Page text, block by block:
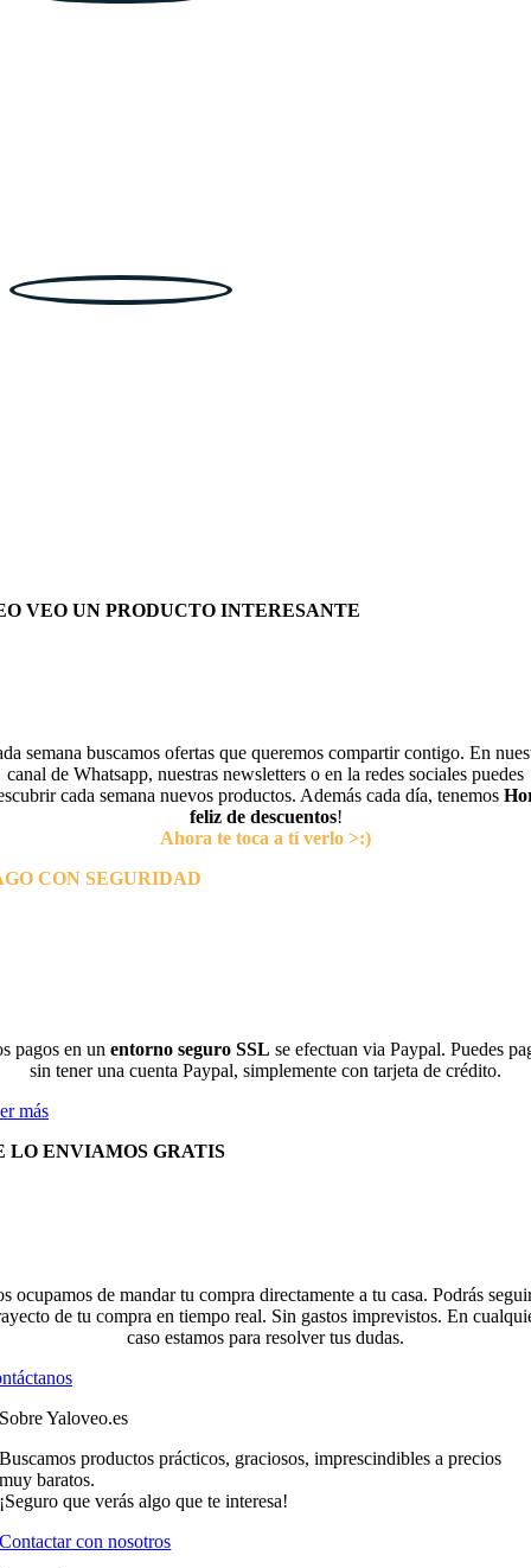
VEO UN PRODUCTO INTERESANTE
semana buscamos ofertas que queremos compartir contigo. En
canal de Whatsapp, nuestras newsletters o en la redes sociales puedes
cada semana nuevos productos. Además cada día, tenemos
feliz de descuentos!
Ahora te toca a tí verlo >:)
CON SEGURIDAD
pagos en un entorno seguro SSL se efectuan via Paypal. Puedes
sin tener una cuenta Paypal, simplemente con tarjeta de crédito.
más
LO ENVIAMOS GRATIS
ocupamos de mandar tu compra directamente a tu casa. Podrás
de tu compra en tiempo real. Sin gastos imprevistos. En
caso estamos para resolver tus dudas.
Sobre Yaloveo.es
Buscamos productos prácticos, graciosos, imprescindibles a precios
muy baratos.
¡Seguro que verás algo que te interesa!
Contactar con nosotros